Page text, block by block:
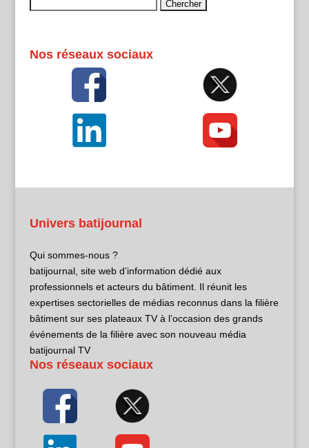
Nos réseaux sociaux
Univers batijournal
Qui sommes-nous ?
batijournal, site web d’information dédié aux
professionnels et acteurs du bâtiment. Il réunit les
expertises sectorielles de médias reconnus dans la filière
bâtiment sur ses plateaux TV à l’occasion des grands
événements de la filière avec son nouveau média
batijournal TV
Nos réseaux sociaux